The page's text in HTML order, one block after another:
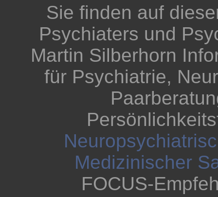
Sie finden auf
Psychiaters und
Martin Silberhorn
für Psychiatrie,
Medizinischer
FOCUS-